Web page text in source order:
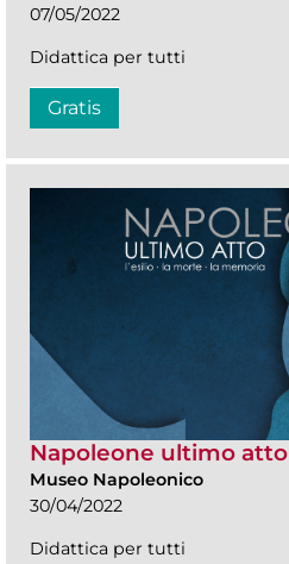
07/05/2022
Didattica per tutti
Gratis
Napoleone ultimo atto
Museo Napoleonico
30/04/2022
Didattica per tutti